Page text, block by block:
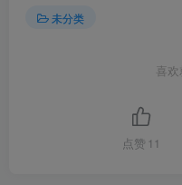
未分类
喜
点赞 11